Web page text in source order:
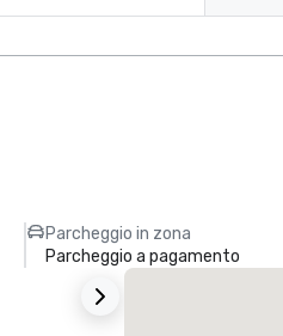
Parcheggio in zona
Parcheggio a pagamento